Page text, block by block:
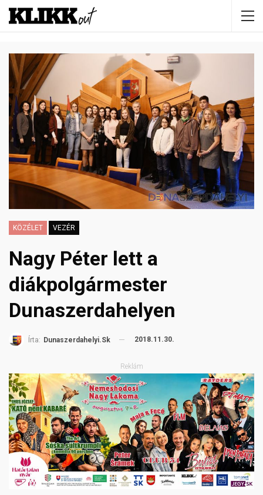
KÖZÉLET VEZÉR
Nagy Péter lett a
diákpolgármester
Dunaszerdahelyen
Írta: Dunaszerdahelyi.sk 2018.11.30.
Reklám